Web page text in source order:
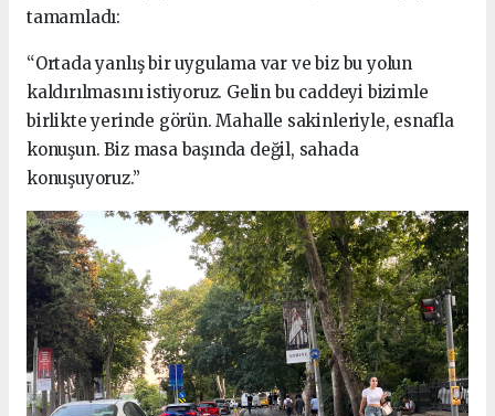
tamamladı:
“Ortada yanlış bir uygulama var ve biz bu yolun
kaldırılmasını istiyoruz. Gelin bu caddeyi bizimle
birlikte yerinde görün. Mahalle sakinleriyle, esnafla
konuşun. Biz masa başında değil, sahada
konuşuyoruz.”